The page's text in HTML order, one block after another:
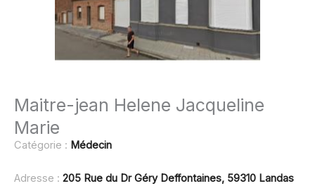
Maitre-jean Helene Jacqueline
Marie
Catégorie : Médecin
Adresse : 205 Rue du Dr Géry Deffontaines, 59310 Landas